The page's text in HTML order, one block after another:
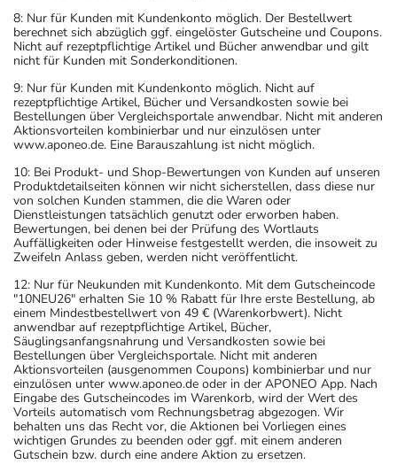
8: Nur für Kunden mit Kundenkonto möglich. Der Bestellwert
berechnet sich abzüglich ggf. eingelöster Gutscheine und Coupons.
Nicht auf rezeptpflichtige Artikel und Bücher anwendbar und gilt
nicht für Kunden mit Sonderkonditionen.
9: Nur für Kunden mit Kundenkonto möglich. Nicht auf
rezeptpflichtige Artikel, Bücher und Versandkosten sowie bei
Bestellungen über Vergleichsportale anwendbar. Nicht mit anderen
Aktionsvorteilen kombinierbar und nur einzulösen unter
www.aponeo.de. Eine Barauszahlung ist nicht möglich.
10: Bei Produkt- und Shop-Bewertungen von Kunden auf unseren
Produktdetailseiten können wir nicht sicherstellen, dass diese nur
von solchen Kunden stammen, die die Waren oder
Dienstleistungen tatsächlich genutzt oder erworben haben.
Bewertungen, bei denen bei der Prüfung des Wortlauts
Auffälligkeiten oder Hinweise festgestellt werden, die insoweit zu
Zweifeln Anlass geben, werden nicht veröffentlicht.
12: Nur für Neukunden mit Kundenkonto. Mit dem Gutscheincode
"10NEU26" erhalten Sie 10 % Rabatt für Ihre erste Bestellung, ab
einem Mindestbestellwert von 49 € (Warenkorbwert). Nicht
anwendbar auf rezeptpflichtige Artikel, Bücher,
Säuglingsanfangsnahrung und Versandkosten sowie bei
Bestellungen über Vergleichsportale. Nicht mit anderen
Aktionsvorteilen (ausgenommen Coupons) kombinierbar und nur
einzulösen unter www.aponeo.de oder in der APONEO App. Nach
Eingabe des Gutscheincodes im Warenkorb, wird der Wert des
Vorteils automatisch vom Rechnungsbetrag abgezogen. Wir
behalten uns das Recht vor, die Aktionen bei Vorliegen eines
wichtigen Grundes zu beenden oder ggf. mit einem anderen
Gutschein bzw. durch eine andere Aktion zu ersetzen.